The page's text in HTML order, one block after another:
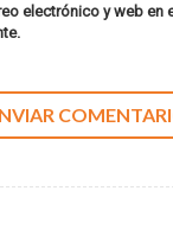
electrónico y web en